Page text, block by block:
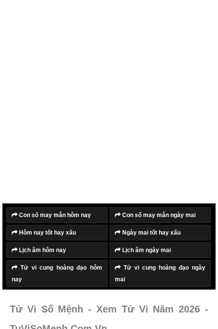
Con số may mắn hôm nay Con số may mắn ngày mai
Hôm nay tốt hay xấu Ngày mai tốt hay xấu
Lịch âm hôm nay Lịch âm ngày mai
Tử vi cung hoàng đạo hôm
nay
Tử vi cung hoàng đạo ngày
mai
Tử Vi Số Mệnh - Xem Tử Vi Năm 2026 -